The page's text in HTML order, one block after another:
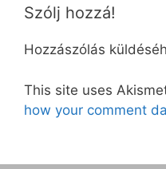
Szólj hozzá!
Hozzászólás
This site uses
how your comment